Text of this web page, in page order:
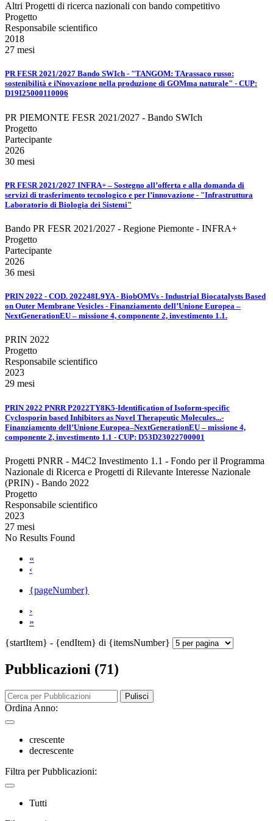
Altri Progetti di ricerca nazionali con bando competitivo
Progetto
Responsabile scientifico
2018
27 mesi
PR FESR 2021/2027 Bando SWIch - "TANGOM: TArassaco russo:
sostenibilità e iNnovazione nella produzione di GOMma naturale" - CUP:
D19I25000110006
PR PIEMONTE FESR 2021/2027 - Bando SWIch
Progetto
Partecipante
2026
30 mesi
PR FESR 2021/2027 INFRA+ – Sostegno all’offerta e alla domanda di
servizi di trasferimento tecnologico e per l’innovazione - "Infrastruttura
Laboratorio di Biologia dei Sistemi"
Bando PR FESR 2021/2027 - Regione Piemonte - INFRA+
Progetto
Partecipante
2026
36 mesi
PRIN 2022 - COD. 202248L9YA - BiobOMVs - Industrial Biocatalysts Based
on Outer Membrane Vesicles - Finanziamento dell’Unione Europea –
NextGenerationEU – missione 4, componente 2, investimento 1.1.
PRIN 2022
Progetto
Responsabile scientifico
2023
29 mesi
PRIN 2022 PNRR P2022TY8K5-Identification of Isoform-specific
Cyclosporin based Inhibitors as Novel Therapeutic Molecules...-
Finanziamento dell’Unione Europea–NextGenerationEU – missione 4,
componente 2, investimento 1.1 - CUP: D53D23022700001
Progetti PNRR - M4C2 Investimento 1.1 - Fondo per il Programma
Nazionale di Ricerca e Progetti di Rilevante Interesse Nazionale
(PRIN) - Bando 2022
Progetto
Responsabile scientifico
2023
27 mesi
No Results Found
«
‹
{pageNumber}
›
»
{startItem} - {endItem} di {itemsNumber}
Pubblicazioni (71)
Pulisci
Ordina Anno:
crescente
decrescente
Filtra per Pubblicazioni:
Tutti